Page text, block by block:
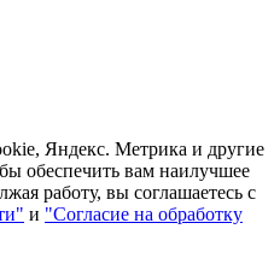
Яндекс. Метрика и другие
обеспечить вам наилучшее
работу, вы соглашаетесь с
и "Согласие на обработку